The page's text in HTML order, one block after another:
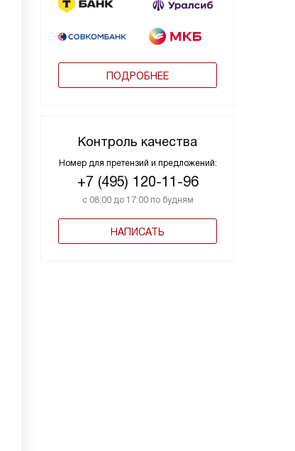
ПОДРОБНЕЕ
Контроль качества
Номер для претензий и предложений:
+7 (495) 120-11-96
с 08:00 до 17:00 по будням
НАПИСАТЬ